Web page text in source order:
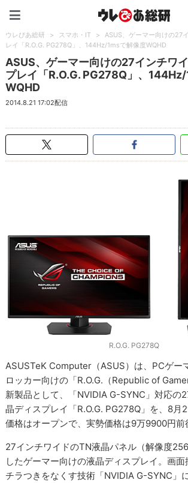
ウレぴあ総研 > スマホ・IT >
ASUS、ゲーマー向けの27
レイ「R.O.G. PG278Q」、144Hz/1msで解像度WQHD
ASUS、ゲーマー向けの27インチワ
プレイ「R.O.G. PG278Q」、
WQHD
2014.8.21 17:02配信
R.O.G. PG278Q
ASUSTeK Computer（ASUS）は、PCゲー
ロッカー向けの「R.O.G.（Republic of
新製品として、「NVIDIA G-SYNC」対応の
晶ディスプレイ「R.O.G. PG278Q」を、8月
価格はオープンで、実勢価格は9万9900円前
27インチワイドのTN液晶パネル（解像度
したゲーマー向けの液晶ディスプレイ。画
チラつきをなくす技術「NVIDIA G-SYNC」